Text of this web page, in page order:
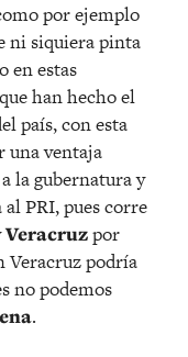
por ejemplo
ni siquiera pinta
en estas
han hecho el
país, con esta
una ventaja
la gubernatura y
PRI, pues corre
Veracruzpor
Veracruz podría
no podemos
.